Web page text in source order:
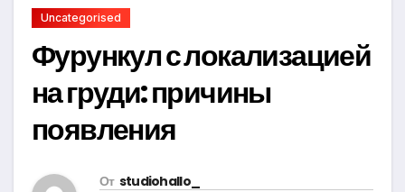
Uncategorised
Фурункул с локализацией
на груди: причины
появления
От studiohallo_